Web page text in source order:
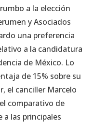
a la elección
y Asociados
una preferencia
a la candidatura
de México. Lo
de 15% sobre su
el canciller Marcelo
comparativo de
las principales